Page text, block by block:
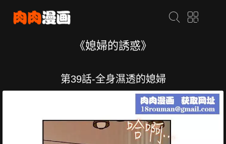
《媳婦的誘惑》
第39話-全身濕透的媳婦